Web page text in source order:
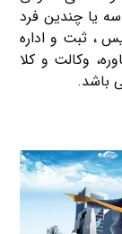
یا چندین فرد
، ثبت و اداره
وکالت و کلا
باشد.